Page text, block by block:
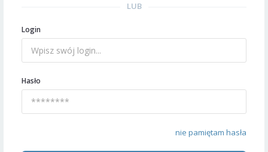
LUB
Login
Hasło
nie pamiętam hasła